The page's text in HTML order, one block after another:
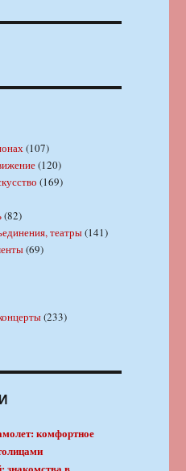
(107)
(120)
(169)
(82)
театры(141)
(69)
(233)
комфортное